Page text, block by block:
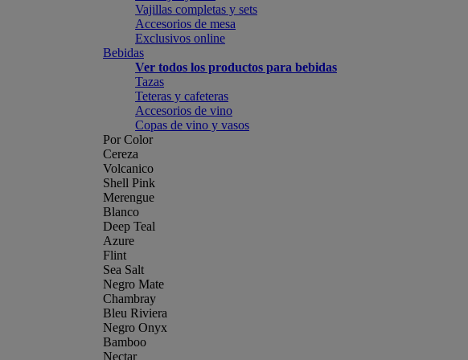
Vajillas completas y sets
Accesorios de mesa
Exclusivos online
Bebidas
Ver todos los productos para bebidas
Tazas
Teteras y cafeteras
Accesorios de vino
Copas de vino y vasos
Por Color
Cereza
Volcanico
Shell Pink
Merengue
Blanco
Deep Teal
Azure
Flint
Sea Salt
Negro Mate
Chambray
Bleu Riviera
Negro Onyx
Bamboo
Nectar